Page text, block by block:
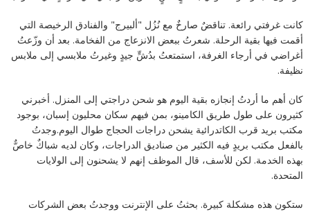
كانت غرفتي رائعة. تناقضٌ صارخٌ مع نُزُل "ألبيرج" والفنادق الرخيصة التي
أقمت فيها بقية الرحلة. شعرتُ ببعض الانزعاج من الفخامة. بعد أن وزّعتُ
أغراضي في أرجاء الغرفة، استمتعتُ بدُشٍّ جيدٍ وغيرتُ ملابسي إلى ملابس
نظيفة.
كان أهم ما أردتُ إنجازه بقية اليوم هو شحن دراجتي إلى المنزل. أخبرني
كثيرون على طول طريق الكامينو، بمن فيهم سكان محليون إسبان، بوجود
مكتب بريد قرب الكاتدرائية يشحن دراجات الحجاج طوال اليوم.وجدتُ
بالفعل مكتب بريدٍ فيه الكثير من صناديق الدراجات، وكان لديه شباكٌ خاصٌّ
بهذه الخدمة. لكن للأسف، قال الموظف إنهم لا يشحنون إلى الولايات
المتحدة.
ستكون هذه مشكلة كبيرة. بحثتُ على الإنترنت ووجدتُ بعض الشركات